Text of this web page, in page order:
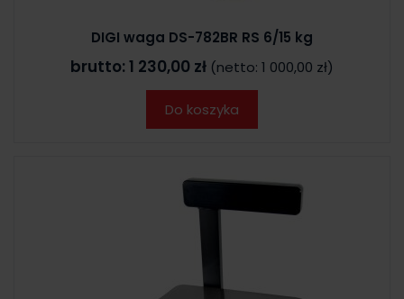
DIGI waga DS-782BR RS 6/15 kg
brutto: 1 230,00 zł (netto: 1 000,00 zł)
Do koszyka